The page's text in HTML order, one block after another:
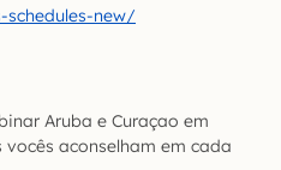
new/
Aruba e Curaçao em
aconselham em cada